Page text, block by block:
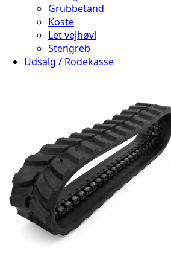
Grubbetand
Koste
Let vejhøvl
Stengreb
Udsalg / Rodekasse